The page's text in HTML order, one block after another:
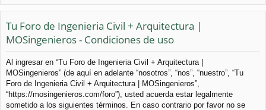
es
rá
pi
d
os
ifi
ra
Tu Foro de Ingenieria Civil + Arquitectura |
MOSingenieros - Condiciones de uso
Al ingresar en “Tu Foro de Ingenieria Civil + Arquitectura |
MOSingenieros” (de aquí en adelante “nosotros”, “nos”, “nuestro”, “Tu
Foro de Ingenieria Civil + Arquitectura | MOSingenieros”,
“https://mosingenieros.com/foro”), usted acuerda estar legalmente
sometido a los siguientes términos. En caso contrario por favor no se